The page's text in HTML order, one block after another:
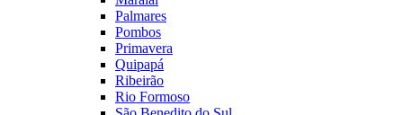
Palmares
Pombos
Primavera
Quipapá
Ribeirão
Rio Formoso